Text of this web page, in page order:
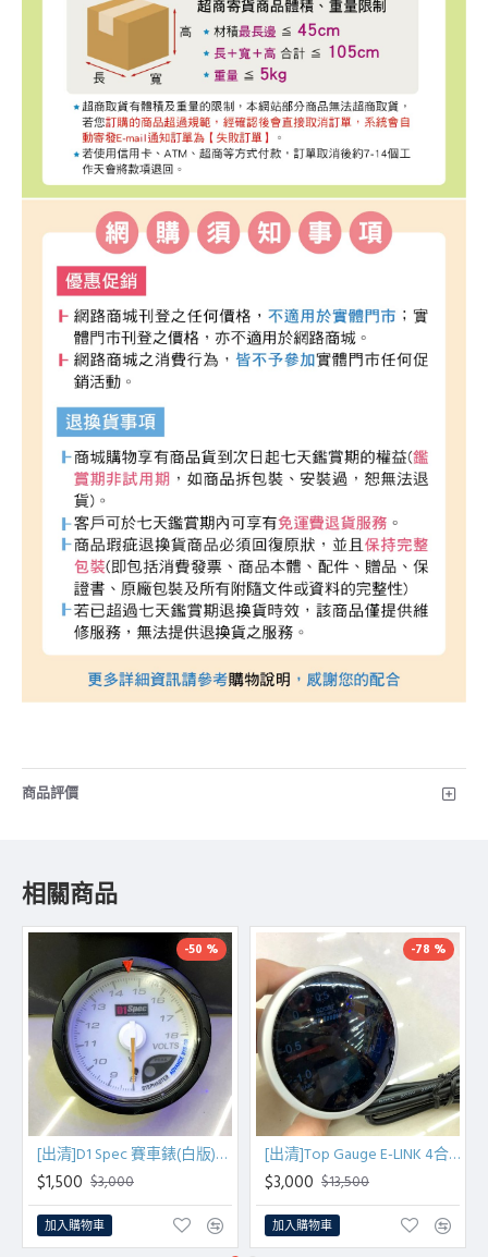
商品評價
相關商品
-50 %
[出清]D1 Spec 賽車錶(白版)60mm電壓錶
$1,500 $3,000
加入購物車
-78 %
[出清]Top Gauge E-LINK 4合1(OBDII)多功能儀錶60mm(VAG車系)
$3,000 $13,500
加入購物車